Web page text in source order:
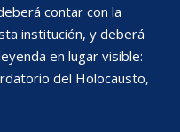
contar con la
institución, y deberá
en lugar visible:
del Holocausto,